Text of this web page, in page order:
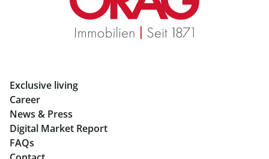
Rent Apartments in Graz
Eigentumswohnungen Graz
Retail in Salzburg
Real Estate in Linz
Buy Apartments in Linz
Exclusive living
Career
News & Press
Digital Market Report
FAQs